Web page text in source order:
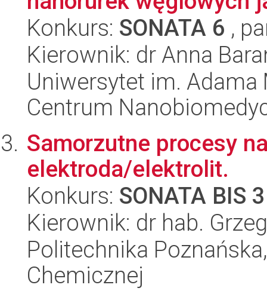
Konkurs: SONATA 6 ,
Kierownik: dr Anna
Uniwersytet im.
Centrum
Samorzutne procesy
elektroda/elektrolit.
Konkurs: SONATA BIS 3
Kierownik: dr hab.
Politechnika
Chemicznej